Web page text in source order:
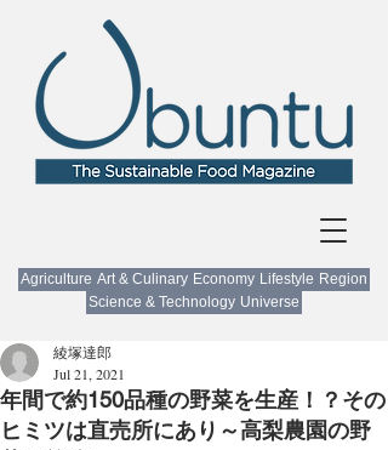
Agriculture Art & Culinary Economy Lifestyle Region
Science & Technology Universe
年間で約150品種の野菜を生産！？その
ヒミツは直売所にあり～高梨農園の野
綾塚達郎
Jul 21, 2021